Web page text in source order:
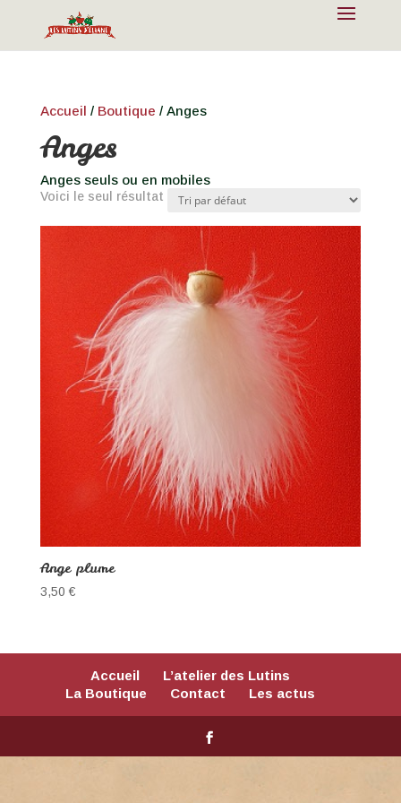
Accueil / Boutique / Anges
Anges
Anges seuls ou en mobiles
Voici le seul résultat
Ange plume
3,50€
Accueil
L’atelier des Lutins
La Boutique
Contact Les actus